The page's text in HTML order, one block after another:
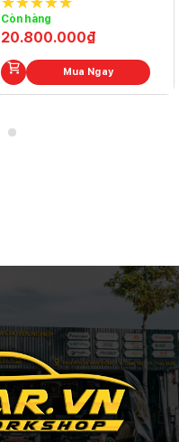
20.800.000₫
5.0out of
5
Còn hàng
Mua Ngay